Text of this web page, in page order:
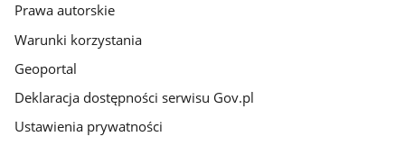
Prawa autorskie
Warunki korzystania
Geoportal
Deklaracja dostępności serwisu Gov.pl
Ustawienia prywatności